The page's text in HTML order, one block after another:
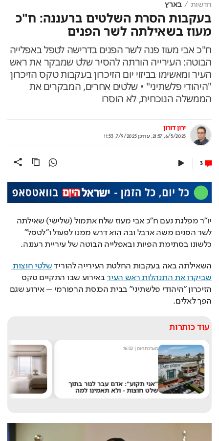
חדשות בארץ
בעקבות הסרת השלטים ברעננה: ח"כ
מעוז בשאילתה לשר הפנים
ח"כ אבי מעוז פנה לשר הפנים בדרישה לטפל באפלייה
הבוטה: העירייה הורתה להסיר שלט שמבקר את ראש
העיר ומאשימו בביזוי יום הזיכרון בעקבות טקס הזיכרון
"היהודי פלשתיני" • שלטים אחרים, המבקרים את
הממשלה הנוכחית, לא הוסרו
ירון דורון
6/5/2025, 21:57
, עודכן7/9/2025, 11:53
3
כלשונו בסתימת הפיות ובאפלייה הבוטה של עיריית רעננה.
השאילתה באה בעקבות החלטת העירייה להוריד
שביקרו את התנהלות ראש העיר
הפך לאלים.
עוד כותרות
מערכת היום|
16:02
"אני תקוע": אדם עבר לגור בתוך
שלט חוצות - ולא תאמינו למה